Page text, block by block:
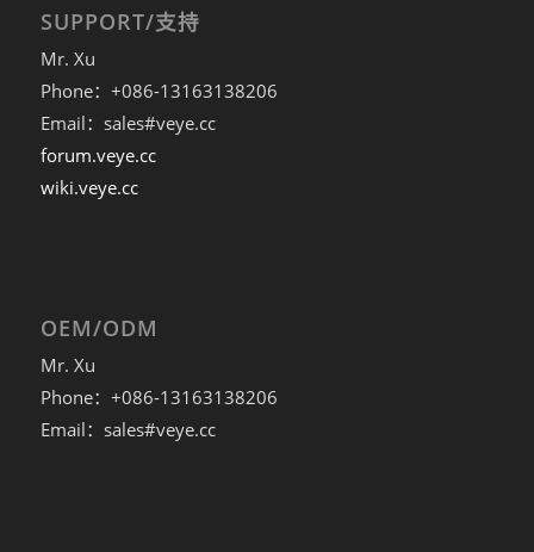
SUPPORT/支持
Mr. Xu
Phone：+086-13163138206
Email：sales#veye.cc
forum.veye.cc
wiki.veye.cc
OEM/ODM
Mr. Xu
Phone：+086-13163138206
Email：sales#veye.cc